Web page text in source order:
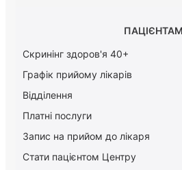
ПАЦІЄНТАМ
Скринінг здоров'я 40+
Графік прийому лікарів
Відділення
Платні послуги
Запис на прийом до лікаря
Стати пацієнтом Центру